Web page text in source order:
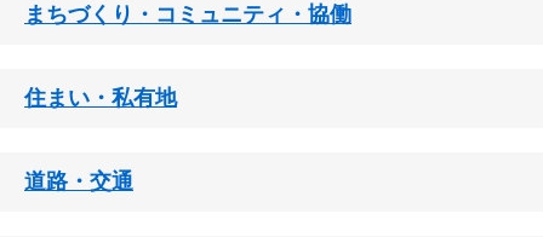
まちづくり・コミュニティ・協働
住まい・私有地
道路・交通